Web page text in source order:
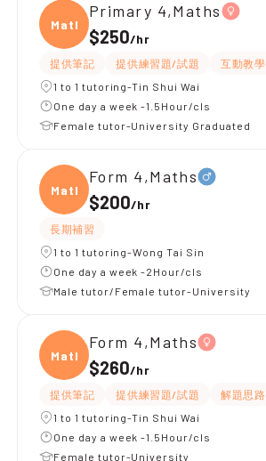
Maths
Primary 4,Maths
$250/hr
提供筆記 提供練習題/試題 互動教學
1 to 1 tutoring-Tin Shui Wai
One day a week -1.5Hour/cls
Female tutor-University Graduated
Maths
Form 4,Maths
$200/hr
長期補習
1 to 1 tutoring-Wong Tai Sin
One day a week -2Hour/cls
Male tutor/Female tutor-University
Maths
Form 4,Maths
$260/hr
提供筆記 提供練習題/試題 解題思路
1 to 1 tutoring-Tin Shui Wai
One day a week -1.5Hour/cls
Female tutor-University